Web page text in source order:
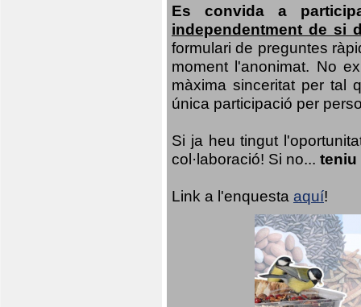
Es convida a
independentment de si
formulari de preguntes
moment l'anonimat. No
màxima sinceritat per tal
única participació per
Si ja heu tingut
col·laboració! Si no... teniu
Link a l'enquesta aquí!